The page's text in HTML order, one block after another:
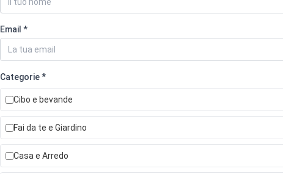
Email *
Categorie *
Cibo e bevande
Fai da te e Giardino
Casa e Arredo